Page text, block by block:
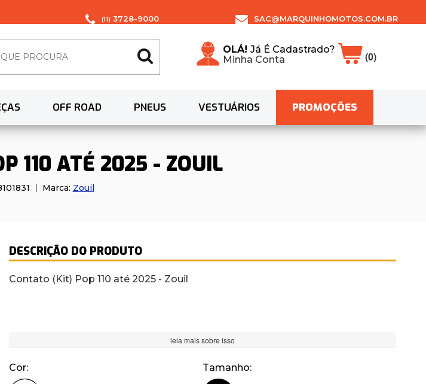
(11) 3728-9000 SAC@MARQUINHOMOTOS.COM.BR
OLÁ!Já É Cadastrado?
Minha Conta
(0)
OFF ROAD PNEUS VESTUÁRIOS PROMOÇÕES
110 ATÉ 2025 - ZOUIL
Marca: Zouil
DESCRIÇÃO DO PRODUTO
Contato (Kit) Pop 110 até 2025 - Zouil
leia mais sobre isso
Cor Tamanho